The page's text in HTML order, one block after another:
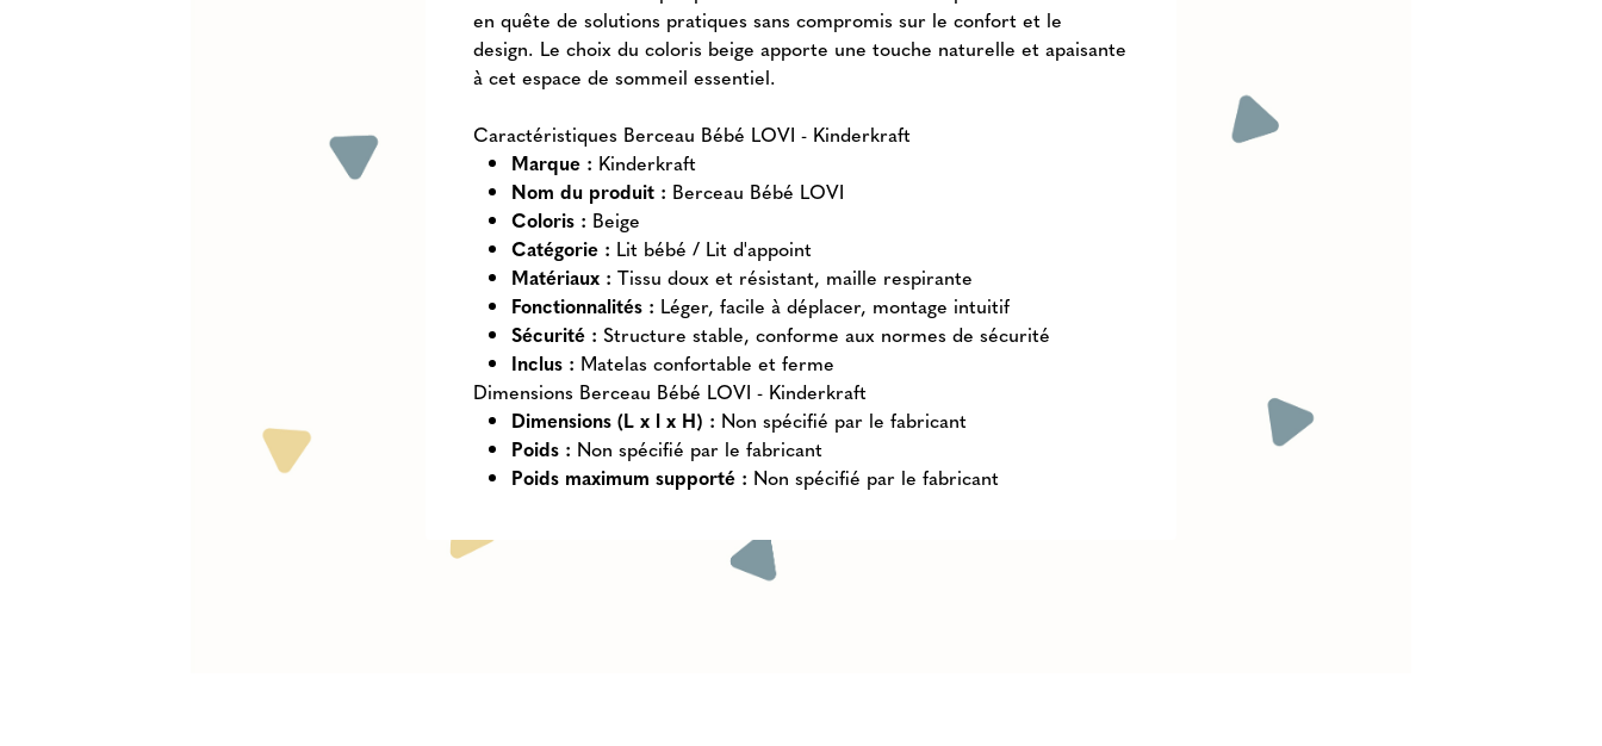
en quête de solutions pratiques sans compromis sur le confort et le
design. Le choix du coloris beige apporte une touche naturelle et apaisante
à cet espace de sommeil essentiel.
Caractéristiques Berceau Bébé LOVI - Kinderkraft
Marque : Kinderkraft
Nom du produit : Berceau Bébé LOVI
Coloris : Beige
Catégorie : Lit bébé / Lit d'appoint
Matériaux : Tissu doux et résistant, maille respirante
Fonctionnalités : Léger, facile à déplacer, montage intuitif
Sécurité : Structure stable, conforme aux normes de sécurité
Inclus : Matelas confortable et ferme
Dimensions Berceau Bébé LOVI - Kinderkraft
Dimensions (L x l x H) : Non spécifié par le fabricant
Poids : Non spécifié par le fabricant
Poids maximum supporté : Non spécifié par le fabricant